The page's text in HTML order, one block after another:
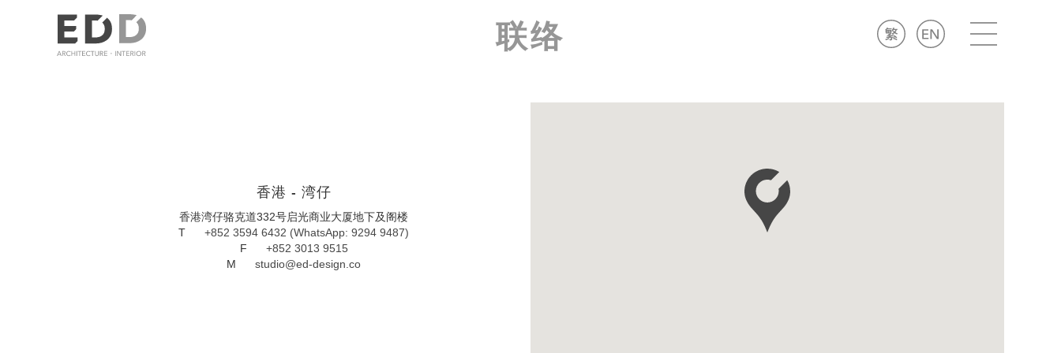
联络
香港 - 湾仔
香港湾仔骆克道332号启光商业大厦地下及阁楼
T +852 3594 6432 (WhatsApp: 9294 9487)
F +852 3013 9515
M studio@ed-design.co